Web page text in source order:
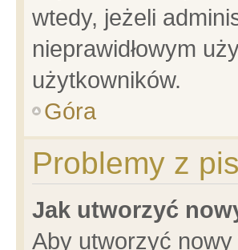
wtedy, jeżeli
nieprawidłowym
użytkowników.
Góra
Problemy z
Jak utworzyć
Aby utworzyć